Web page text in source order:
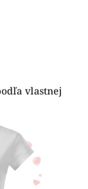
vlastnej